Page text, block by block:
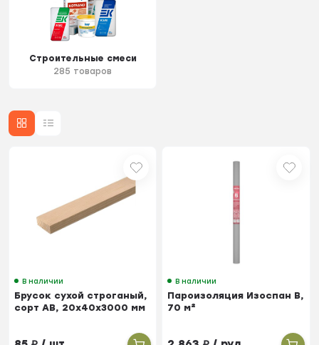
Строительные смеси
285 товаров
В наличии
Брусок сухой строганый,
сорт АВ, 20х40х3000 мм
В наличии
Пароизоляция Изоспан В,
70 м²